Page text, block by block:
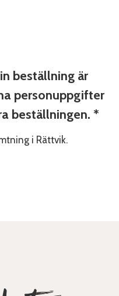
beställning är
personuppgifter
beställningen. *
i Rättvik.